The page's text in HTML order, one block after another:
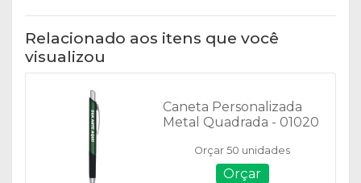
Relacionado aos itens que você
visualizou
Caneta Personalizada
Metal Quadrada - 01020
Orçar 50 unidades
Orçar